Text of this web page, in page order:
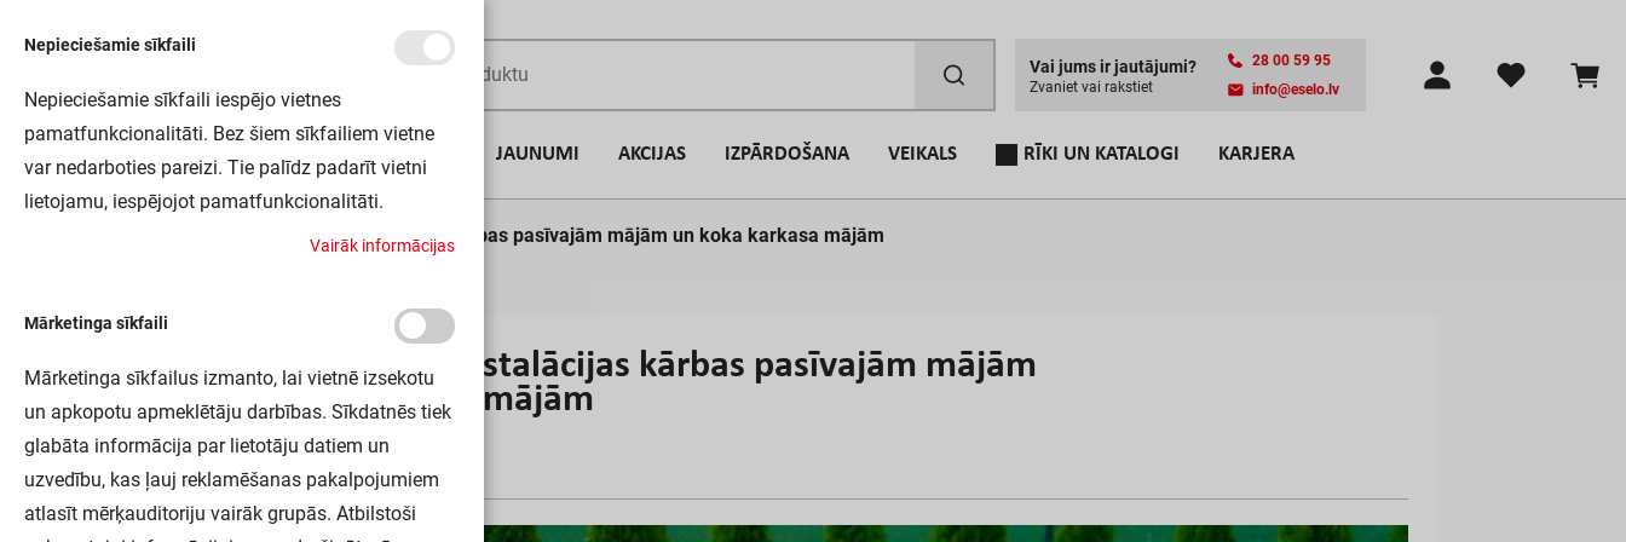
Vai jumsirjautājumi?
Zvaniet vai ra kstiet
28 00 59 95
info@eselo.lv
IENĀKT
JAUNUMI AKCIJAS IZPĀRDOŠANA VEIKALS RĪKI UN KATALOGI KARJERA
KOPOS elektroinstalācijas kārbas pasīvajām mājām un koka karkasa mājām
KOPOS elektroinstalācijas kārbas pasīvajām mājām
un koka karkasa mājām
Nepieciešamie sīkfaili
Nepieciešamie sīkfaili iespējo vietnes
pamatfunkcionalitāti. Bez šiem sīkfailiem vietne
var nedarboties pareizi. Tie palīdz padarīt vietni
lietojamu, iespējojot pamatfunkcionalitāti.
Vairāk informācijas
Mārketinga sīkfaili
Mārketinga sīkfailus izmanto, lai vietnē izsekotu
un apkopotu apmeklētāju darbības. Sīkdatnēs tiek
glabāta informācija par lietotāju datiem un
uzvedību, kas ļauj reklamēšanas pakalpojumiem
atlasīt mērķauditoriju vairāk grupās. Atbilstoši